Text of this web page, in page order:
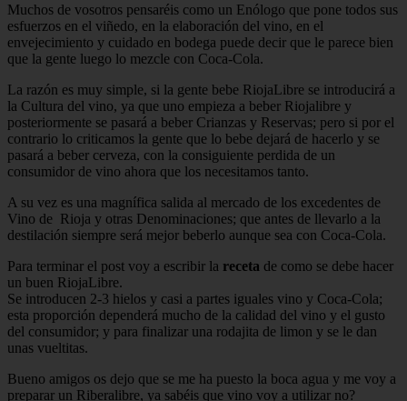
Muchos de vosotros pensaréis como un Enólogo que pone todos sus
esfuerzos en el viñedo, en la elaboración del vino, en el
envejecimiento y cuidado en bodega puede decir que le parece bien
que la gente luego lo mezcle con Coca-Cola.
La razón es muy simple, si la gente bebe RiojaLibre se introducirá a
la Cultura del vino, ya que uno empieza a beber Riojalibre y
posteriormente se pasará a beber Crianzas y Reservas; pero si por el
contrario lo criticamos la gente que lo bebe dejará de hacerlo y se
pasará a beber cerveza, con la consiguiente perdida de un
consumidor de vino ahora que los necesitamos tanto.
A su vez es una magnífica salida al mercado de los excedentes de
Vino de Rioja y otras Denominaciones; que antes de llevarlo a la
destilación siempre será mejor beberlo aunque sea con Coca-Cola.
Para terminar el post voy a escribir la receta de como se debe hacer
un buen RiojaLibre.
Se introducen 2-3 hielos y casi a partes iguales vino y Coca-Cola;
esta proporción dependerá mucho de la calidad del vino y el gusto
del consumidor; y para finalizar una rodajita de limon y se le dan
unas vueltitas.
Bueno amigos os dejo que se me ha puesto la boca agua y me voy a
preparar un Riberalibre, ya sabéis que vino voy a utilizar no?